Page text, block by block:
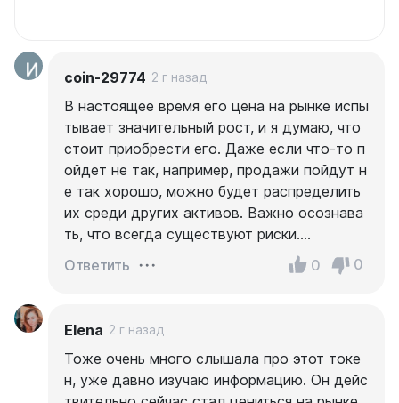
coin-29774 2 г назад
В настоящее время его цена на рынке испы
тывает значительный рост, и я думаю, что
стоит приобрести его. Даже если что-то п
ойдет не так, например, продажи пойдут н
е так хорошо, можно будет распределить
их среди других активов. Важно осознава
ть, что всегда существуют риски….
Ответить
0 0
Elena 2 г назад
Тоже очень много слышала про этот токе
н, уже давно изучаю информацию. Он дейс